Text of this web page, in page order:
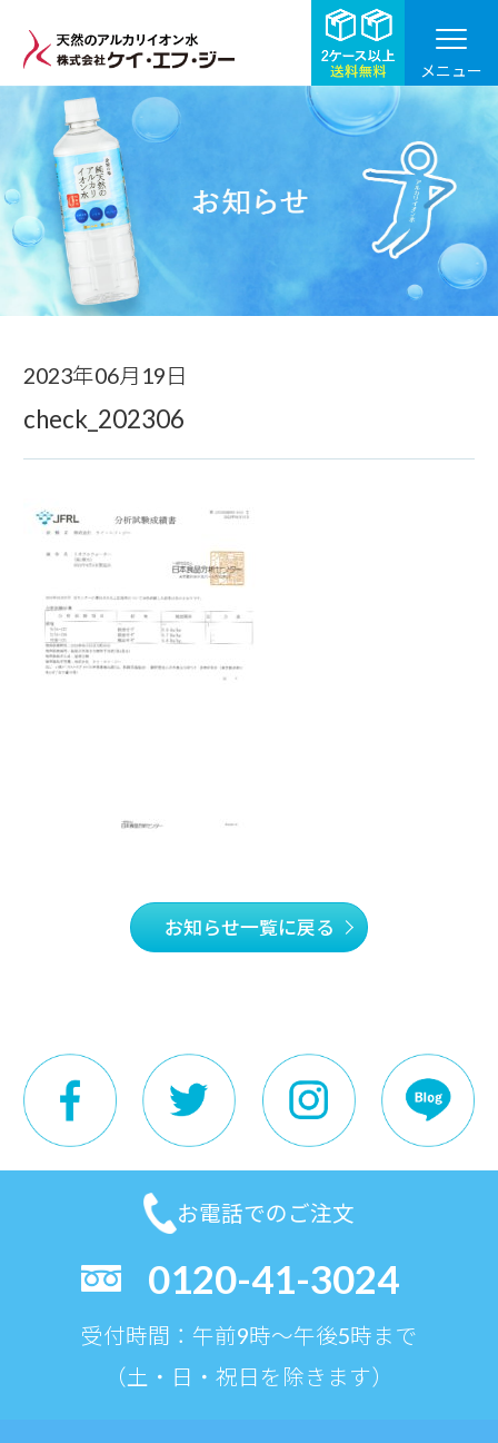
メニュー
お知らせ
2023年06月19日
check_202306
お知らせ一覧に戻る
お電話でのご注文
0120-41-3024
受付時間：午前9時〜午後5時まで
（土・日・祝日を除きます）